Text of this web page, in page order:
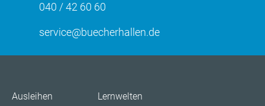
040 / 42 60 60
service@buecherhallen.de
Ausleihen Lernwelten